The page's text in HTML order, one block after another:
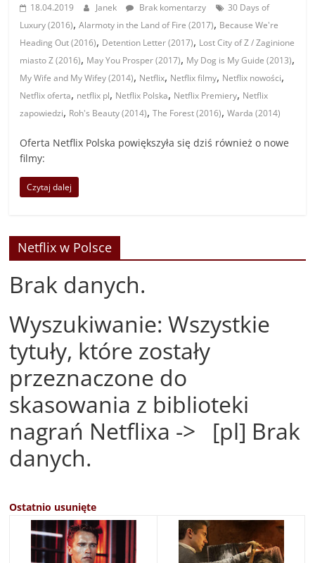
18.04.2019 Janek Brak komentarzy
30 Days of
Luxury (2016),Alarmoty in the Land of Fire (2017), Because We're
Heading Out (2016), Detention Letter (2017), Lost City of Z / Zaginione
miasto Z (2016), May You Prosper (2017), My Dog is My Guide (2013),
My Wife and My Wifey (2014), Netflix, Netflix filmy, Netflix nowości,
Netflix oferta, netflix pl, Netflix Polska, Netflix Premiery, Netflix
zapowiedzi, Roh's Beauty (2014),The Forest (2016),Warda (2014)
Oferta Netflix Polska powiększyła się dziś również o nowe
filmy:
Czytaj dalej
Netflix w Polsce
Brak danych.
Wyszukiwanie: Wszystkie
tytuły, które zostały
przeznaczone do
skasowania z biblioteki
nagrań Netflixa -> [pl] Brak
danych.
Ostatnio usunięte